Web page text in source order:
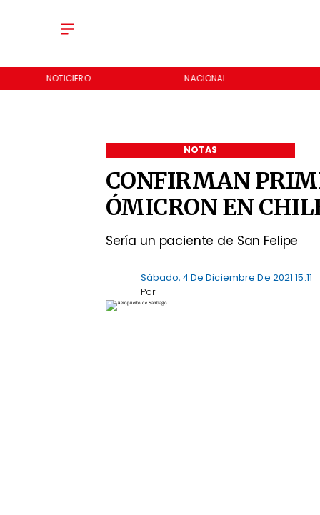
NOTICIERO NACIONAL
CONFIRMAN
ÓMICRON EN
Sería un paciente de San Felipe
NOTAS
Sábado, 4 De Diciembre De 2021 15:11
Por